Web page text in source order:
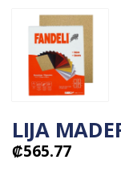
LIJA
₡565.77